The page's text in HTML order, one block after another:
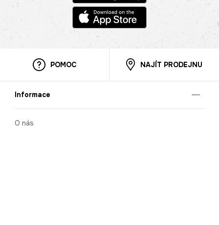
POMOC NAJÍT PRODEJNU
Informace
O nás